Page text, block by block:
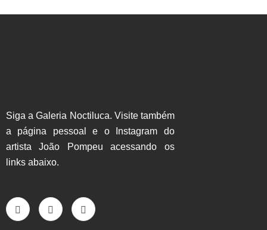
Siga a Galeria Noctiluca. Visite também
a página pessoal e o Instagram do
artista João Pompeu acessando os
links abaixo.